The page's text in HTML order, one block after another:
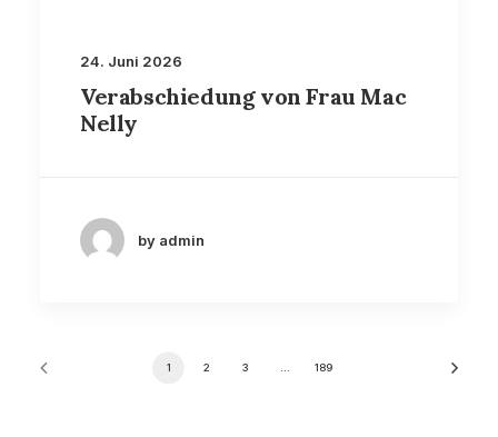
24. Juni 2026
Verabschiedung von Frau Mac
Nelly
by admin
1 2 3 189